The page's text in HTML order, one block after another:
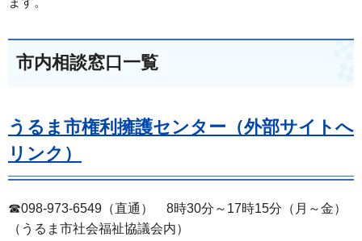
市内相談窓口一覧
うるま市権利擁護センター（外部サイトへ
リンク）
☎098-973-6549（直通） 8時30分～17時15分（月～金）
（うるま市社会福祉協議会内）